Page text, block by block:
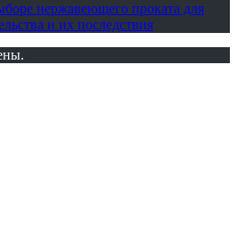
нержавеющего проката для
и их последствия